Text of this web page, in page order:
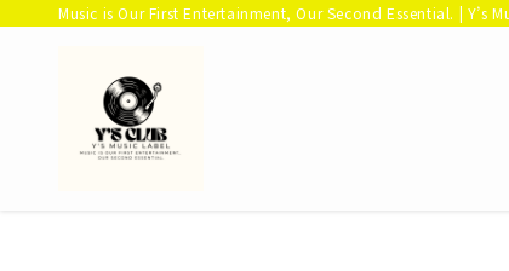
Music is Our First Entertainment, Our Second Essential. | Y’s